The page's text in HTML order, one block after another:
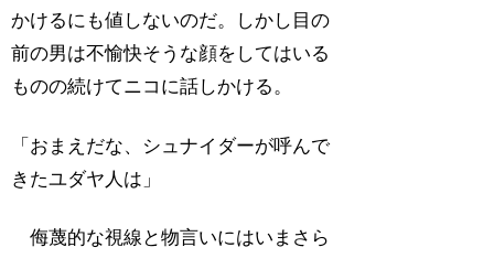
かけるにも値しないのだ。しかし目の
前の男は不愉快そうな顔をしてはいる
ものの続けてニコに話しかける。
「おまえだな、シュナイダーが呼んで
きたユダヤ人は」
侮蔑的な視線と物言いにはいまさら